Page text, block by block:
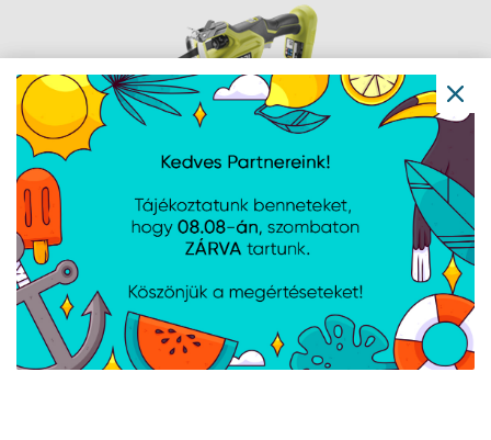
Ryobi 18V One Plus™ kézi ágvágó,
akkumulátor és töltő nélkül - RY18PSA-0
Cikkszám: 5133004594 Gyártói cikkszám:5133004594
80 mm vágási kapacitás, Beépített ágvágó pofa. (8 TPI) és (6 TPI)
késekkel szállítva, Súly akkumulátor nélkül: 0.9 kg, Súly
akkumulátorral: 1.3 kg